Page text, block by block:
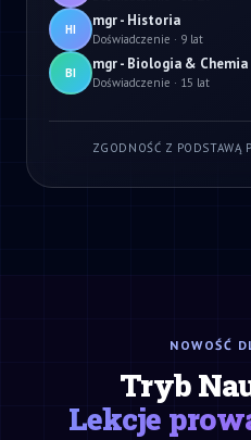
HI mgr - Historia
Doświadczenie · 9 lat
BI mgr - Biologia & Chemia
Doświadczenie · 15 lat
ZGODNOŚĆ Z PODSTAWĄ
NOWOŚĆ
Tryb
Lekcje